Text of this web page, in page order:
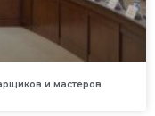
и мастеров